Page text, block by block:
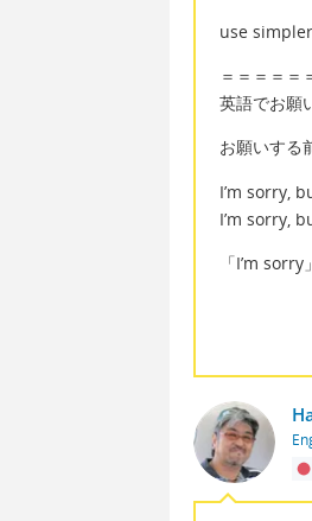
use
＝＝＝＝＝
英語でお願
お願いする
I’m sorry,
I’m sorry,
「I’m